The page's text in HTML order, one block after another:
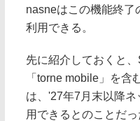
nasneはこの機能終了
利用できる。
先に紹介しておくと
「torne mobile」を
は、'27年7月末以降
用できるとのことだっ